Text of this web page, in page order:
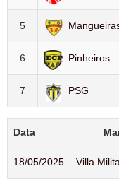
5
6 Pinheiros
7 PSG
Data
18/05/2025 Villa